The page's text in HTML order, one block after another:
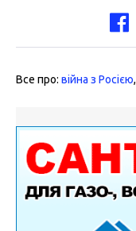
Все про: війна з Росією,